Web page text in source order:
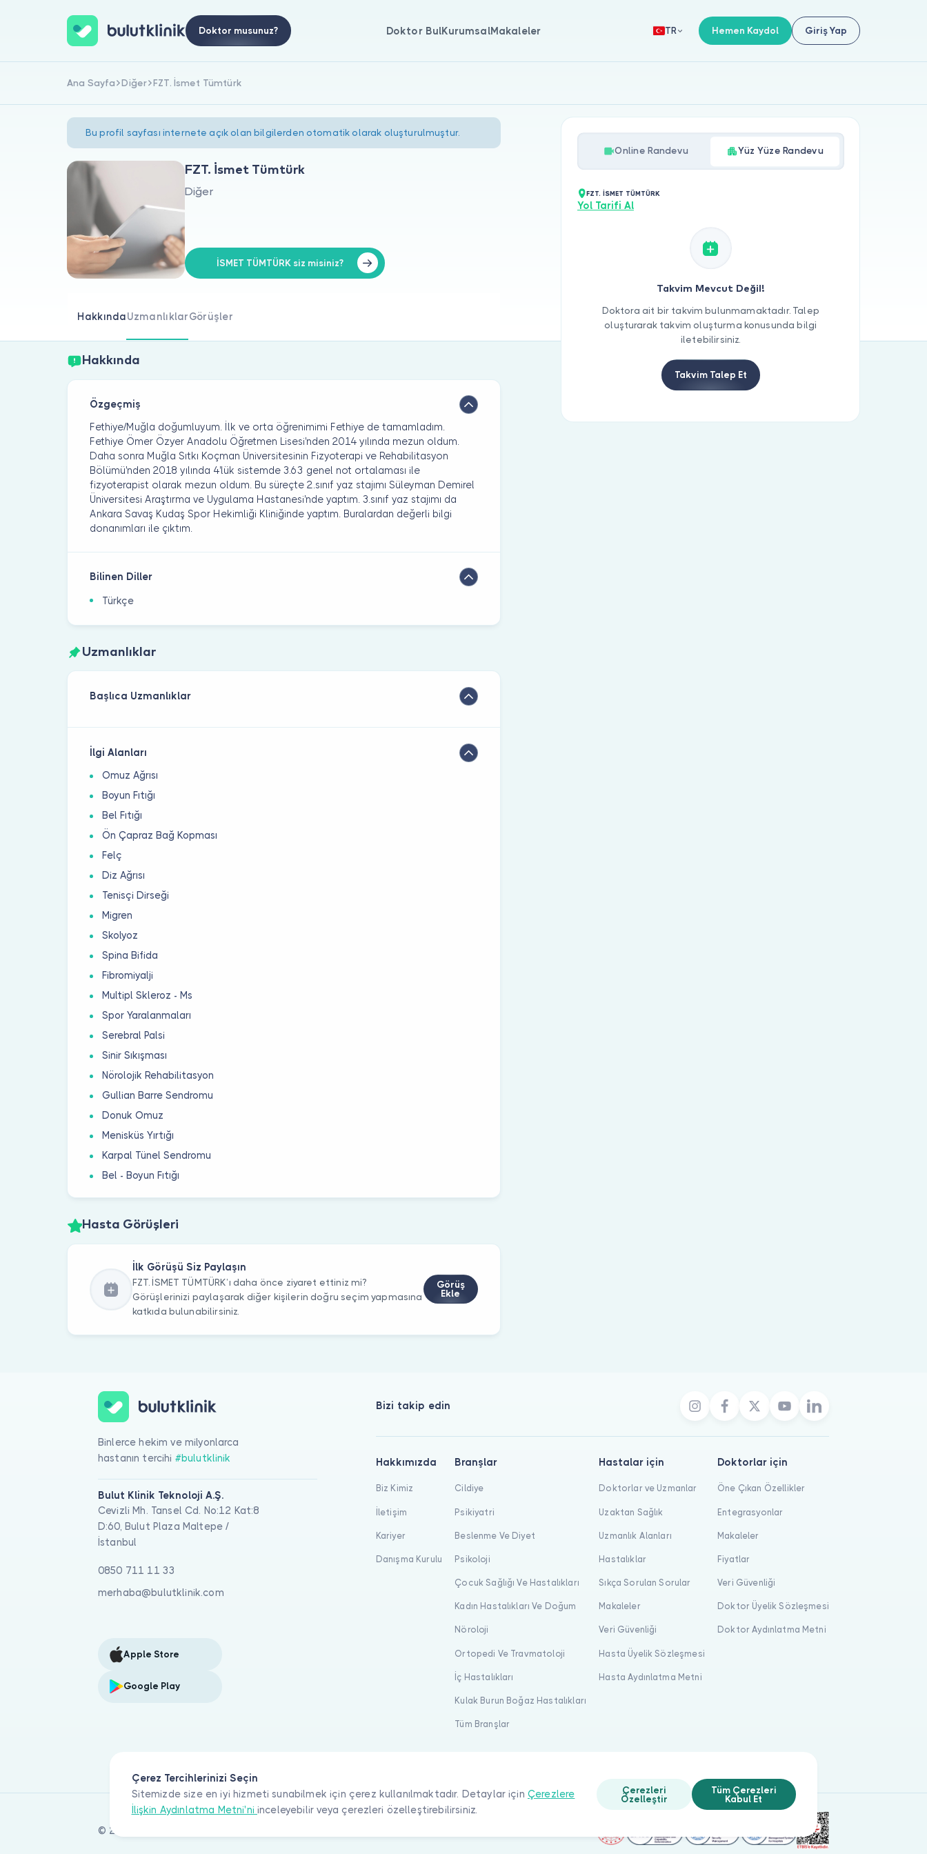
Doktor musunuz? Doktor BulKurumsalMakaleler TR Hemen Kaydol Giriş Yap
Ana Sayfa Diğer FZT. İsmet Tümtürk
Bu profil sayfası internete açık olan bilgilerden otomatik olarak oluşturulmuştur.
FZT. İsmet Tümtürk
Diğer
İSMET TÜMTÜRK siz misiniz?
HakkındaUzmanlıklarGörüşler
Hakkında
Özgeçmiş
Fethiye/Muğla doğumluyum. İlk ve orta öğrenimimi Fethiye de tamamladım.
Fethiye Ömer Özyer Anadolu Öğretmen Lisesi'nden 2014 yılında mezun oldum.
Daha sonra Muğla Sıtkı Koçman Üniversitesinin Fizyoterapi ve Rehabilitasyon
Bölümü'nden 2018 yılında 4'lük sistemde 3.63 genel not ortalaması ile
fizyoterapist olarak mezun oldum. Bu süreçte 2.sınıf yaz stajımı Süleyman Demirel
Üniversitesi Araştırma ve Uygulama Hastanesi'nde yaptım. 3.sınıf yaz stajımı da
Ankara Savaş Kudaş Spor Hekimliği Kliniğinde yaptım. Buralardan değerli bilgi
donanımları ile çıktım.
Bilinen Diller
Türkçe
Uzmanlıklar
Başlıca Uzmanlıklar
İlgi Alanları
Omuz Ağrısı
Boyun Fıtığı
Bel Fıtığı
Ön Çapraz Bağ Kopması
Felç
Diz Ağrısı
Tenisçi Dirseği
Migren
Skolyoz
Spina Bifida
Fibromiyalji
Multipl Skleroz - Ms
Spor Yaralanmaları
Serebral Palsi
Sinir Sıkışması
Nörolojik Rehabilitasyon
Gullian Barre Sendromu
Donuk Omuz
Menisküs Yırtığı
Karpal Tünel Sendromu
Bel - Boyun Fıtığı
Hasta Görüşleri
İlk Görüşü Siz Paylaşın
FZT. İSMET TÜMTÜRK’ı daha önce ziyaret ettiniz mi?
Görüşlerinizi paylaşarak diğer kişilerin doğru seçim yapmasına
katkıda bulunabilirsiniz.
Görüş
Ekle
Online Randevu Yüz Yüze Randevu
FZT. İSMET TÜMTÜRK
Yol Tarifi Al
Takvim Mevcut Değil!
Doktora ait bir takvim bulunmamaktadır. Talep
oluşturarak takvim oluşturma konusunda bilgi
iletebilirsiniz.
Takvim Talep Et
Çerez Tercihlerinizi Seçin
Sitemizde size en iyi hizmeti sunabilmek için çerez kullanılmaktadır. Detaylar için Çerezlere
İlişkin Aydınlatma Metni'ni inceleyebilir veya çerezleri özelleştirebilirsiniz.
Çerezleri
Özelleştir
Tüm Çerezleri
Kabul Et
Binlerce hekim ve milyonlarca
hastanın tercihi #bulutklinik
Bulut Klinik Teknoloji A.Ş.
Cevizli Mh. Tansel Cd. No:12 Kat:8
D:60, Bulut Plaza Maltepe /
İstanbul
0850 711 11 33
merhaba@bulutklinik.com
Apple Store
Google Play
Bizi takip edin
Hakkımızda
Biz Kimiz
İletişim
Kariyer
Danışma Kurulu
Branşlar
Cildiye
Psikiyatri
Beslenme Ve Diyet
Psikoloji
Çocuk Sağlığı Ve Hastalıkları
Kadın Hastalıkları Ve Doğum
Nöroloji
Ortopedi Ve Travmatoloji
İç Hastalıkları
Kulak Burun Boğaz Hastalıkları
Tüm Branşlar
Hastalar için
Doktorlar ve Uzmanlar
Uzaktan Sağlık
Uzmanlık Alanları
Hastalıklar
Sıkça Sorulan Sorular
Makaleler
Veri Güvenliği
Hasta Üyelik Sözleşmesi
Hasta Aydınlatma Metni
Doktorlar için
Öne Çıkan Özellikler
Entegrasyonlar
Makaleler
Fiyatlar
Veri Güvenliği
Doktor Üyelik Sözleşmesi
Doktor Aydınlatma Metni
© 2026 Bulut Klinik Teknoloji A.Ş. Tüm hakları saklıdır